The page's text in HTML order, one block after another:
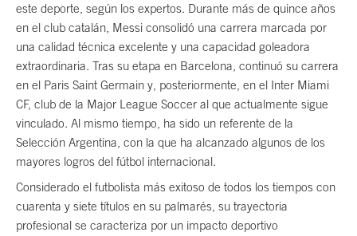
este deporte, según los expertos. Durante más de quince años
en el club catalán, Messi consolidó una carrera marcada por
una calidad técnica excelente y una capacidad goleadora
extraordinaria. Tras su etapa en Barcelona, continuó su carrera
en el Paris Saint Germain y, posteriormente, en el Inter Miami
CF, club de la Major League Soccer al que actualmente sigue
vinculado. Al mismo tiempo, ha sido un referente de la
Selección Argentina, con la que ha alcanzado algunos de los
mayores logros del fútbol internacional.
Considerado el futbolista más exitoso de todos los tiempos con
cuarenta y siete títulos en su palmarés, su trayectoria
profesional se caracteriza por un impacto deportivo